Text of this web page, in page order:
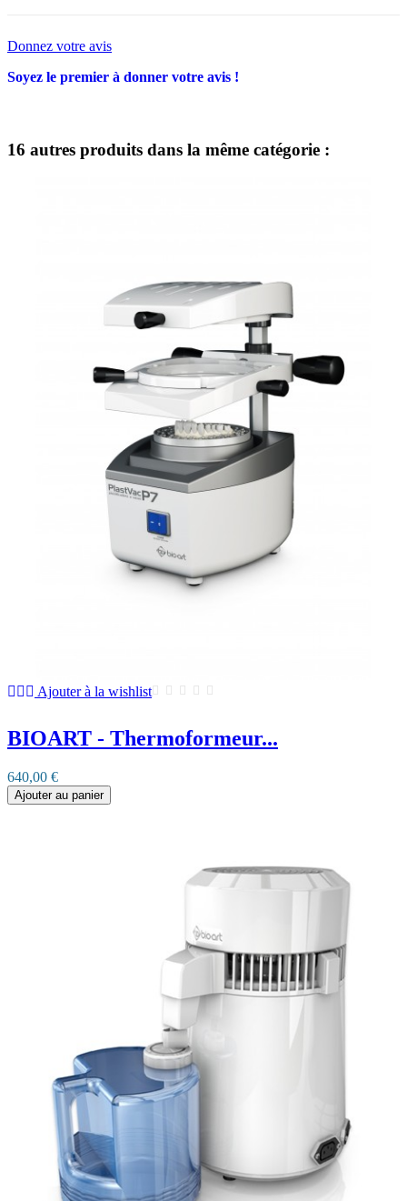
Donnez votre avis
Soyez le premier à donner votre avis !
16 autres produits dans la même catégorie :
Ajouter à la wishlist
BIOART - Thermoformeur...
640,00 €
Ajouter au panier